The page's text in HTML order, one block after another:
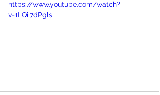
https://www.youtube.com/watch?
v=1LQii7dPgls